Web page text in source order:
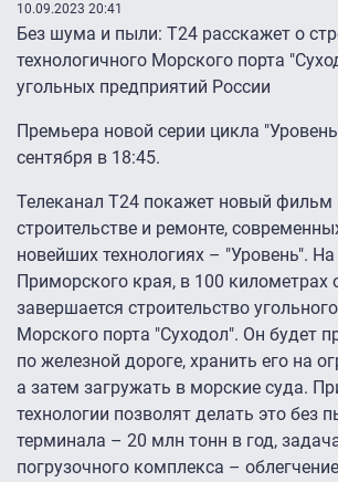
10.09.2023 20:41
Без шума и пыли: Т24 расскажет о
технологичного Морского порта
угольных предприятий России
Премьера новой серии цикла
сентября в 18:45.
Телеканал Т24 покажет новый фильм
строительстве и ремонте,
новейших технологиях – "Уровень".
Приморского края, в 100 километрах
завершается строительство
Морского порта "Суходол". Он будет
по железной дороге, хранить его на
а затем загружать в морские суда.
технологии позволят делать это без
терминала – 20 млн тонн в год,
погрузочного комплекса –